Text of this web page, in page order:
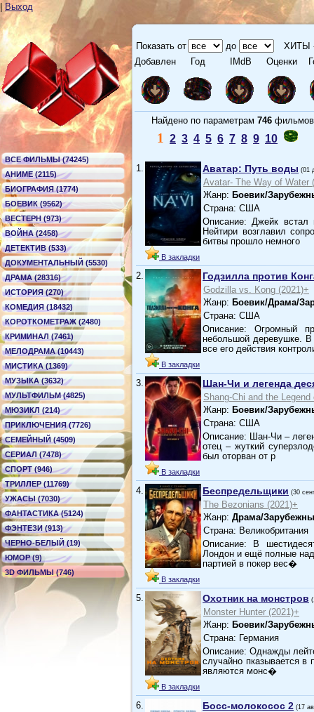
Выход
ВСЕ ФИЛЬМЫ (74245)
АНИМЕ (2115)
БИОГРАФИЯ (1774)
БОЕВИК (9562)
ВЕСТЕРН (973)
ВОЙНА (2458)
ДЕТЕКТИВ (533)
ДОКУМЕНТАЛЬНЫЙ (5530)
ДРАМА (28316)
ИСТОРИЯ (270)
КОМЕДИЯ (18432)
КОРОТКОМЕТРАЖ (2480)
КРИМИНАЛ (7461)
МЕЛОДРАМА (10443)
МИСТИКА (1369)
МУЗЫКА (3632)
МУЛЬТФИЛЬМ (4825)
МЮЗИКЛ (214)
ПРИКЛЮЧЕНИЯ (7726)
СЕМЕЙНЫЙ (4509)
СЕРИАЛ (7478)
СПОРТ (946)
ТРИЛЛЕР (11769)
УЖАСЫ (7030)
ФАНТАСТИКА (5124)
ФЭНТЕЗИ (913)
ЧЕРНО-БЕЛЫЙ (19)
ЮМОР (9)
3D ФИЛЬМЫ (746)
Показать от до
ХИТЫ
Добавлен Год IMdB Оценки
Найдено по параметрам 746
1 2 3 4 5 6 7 8 9 10
1.
В закладки
Аватар: Путь воды (01
Avatar- The Way of Water
Жанр: Боевик/
Страна: США
Описание: Джейк встал
Нейтири возглавил
битвы прошло немного
2.
В закладки
Годзилла против
Godzilla vs. Kong (2021)+
Жанр: Боевик/Драма/
Страна: США
Описание: Огромный
небольшой деревушке.
все его действия
3.
В закладки
Шан-Чи и легенда
Shang-Chi and the
Жанр: Боевик/
Страна: США
Описание: Шан-Чи –
отец – жуткий
был оторван от р
4.
В закладки
Беспредельщики (30
The Bezonians (2021)+
Жанр: Драма/
Страна: Великобритания
Описание: В
Лондон и ещё полные
партией в покер вес�
5.
В закладки
Охотник на монстров
Monster Hunter (2021)+
Жанр: Боевик/
Страна: Германия
Описание: Однажды
случайно пказывается в
являются монс�
6. Босс-молокосос 2 (17